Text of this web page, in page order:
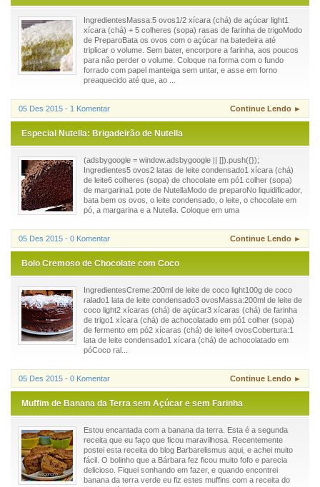
IngredientesMassa:5 ovos1/2 xícara (chá) de açúcar light1
xícara (chá) + 5 colheres (sopa) rasas de farinha de trigoModo
de PreparoBata os ovos com o açúcar na batedeira até
triplicar o volume. Sem bater, encorpore a farinha, aos poucos
para não perder o volume. Coloque na forma com o fundo
forrado com papel manteiga sem untar, e asse em forno
preaquecido até que, ao ...
05 Des 2015 - 1 Komentar Continue Lendo ►
Especial Nutella: Brigadeirão de Nutella
(adsbygoogle = window.adsbygoogle || []).push({});
Ingredientes5 ovos2 latas de leite condensado1 xícara (chá)
de leite6 colheres (sopa) de chocolate em pó1 colher (sopa)
de margarina1 pote de NutellaModo de preparoNo liquidificador,
bata bem os ovos, o leite condensado, o leite, o chocolate em
pó, a margarina e a Nutella. Coloque em uma
05 Des 2015 - 0 Komentar Continue Lendo ►
Bolo Cremoso de Chocolate com Coco
IngredientesCreme:200ml de leite de coco light100g de coco
ralado1 lata de leite condensado3 ovosMassa:200ml de leite de
coco light2 xícaras (chá) de açúcar3 xícaras (chá) de farinha
de trigo1 xícara (chá) de achocolatado em pó1 colher (sopa)
de fermento em pó2 xícaras (chá) de leite4 ovosCobertura:1
lata de leite condensado1 xícara (chá) de achocolatado em
póCoco ral...
05 Des 2015 - 0 Komentar Continue Lendo ►
Muffim de Banana da Terra sem Açúcar e sem Farinha
Estou encantada com a banana da terra. Esta é a segunda
receita que eu faço que ficou maravilhosa. Recentemente
postei esta receita do blog Barbarelismus aqui, e achei muito
fácil. O bolinho que a Bárbara fez ficou muito fofo e parecia
delicioso. Fiquei sonhando em fazer, e quando encontrei
banana da terra verde eu fiz estes muffins com a receita do